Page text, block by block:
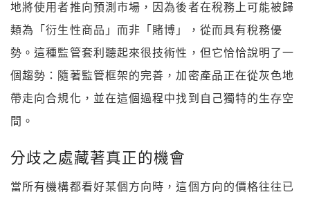
地將使用者推向預測市場，因為後者在稅務上可能被歸
類為「衍生性商品」而非「賭博」，從而具有稅務優
勢。這種監管套利聽起來很技術性，但它恰恰說明了一
個趨勢：隨著監管框架的完善，加密產品正在從灰色地
帶走向合規化，並在這個過程中找到自己獨特的生存空
間。
分歧之處藏著真正的機會
當所有機構都看好某個方向時，這個方向的價格往往已